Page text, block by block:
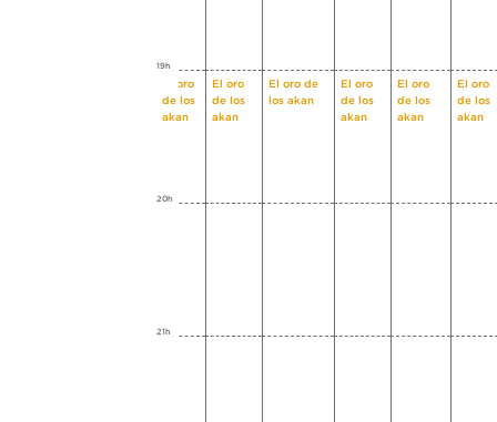
19h
El oro
de los
akan
El oro
de los
akan
El oro de
los akan
El oro
de los
akan
El oro
de los
akan
El oro
de los
akan
20h
21h